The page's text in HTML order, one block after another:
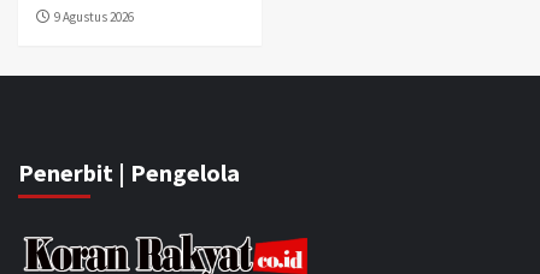
9 Agustus 2026
Penerbit | Pengelola